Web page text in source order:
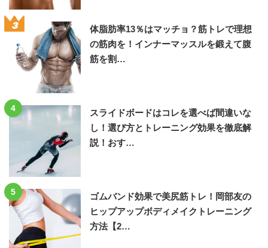
3
体脂肪率13％はマッチョ？筋トレで理想
の筋肉を！インナーマッスルを鍛えて腹
筋を割…
4
スライドボードはコレを選べば間違いな
し！選び方とトレーニング効果を徹底解
説！おす…
5
ゴムバンド効果で美尻筋トレ！岡部友の
ヒップアップボディメイクトレーニング
方法【2…